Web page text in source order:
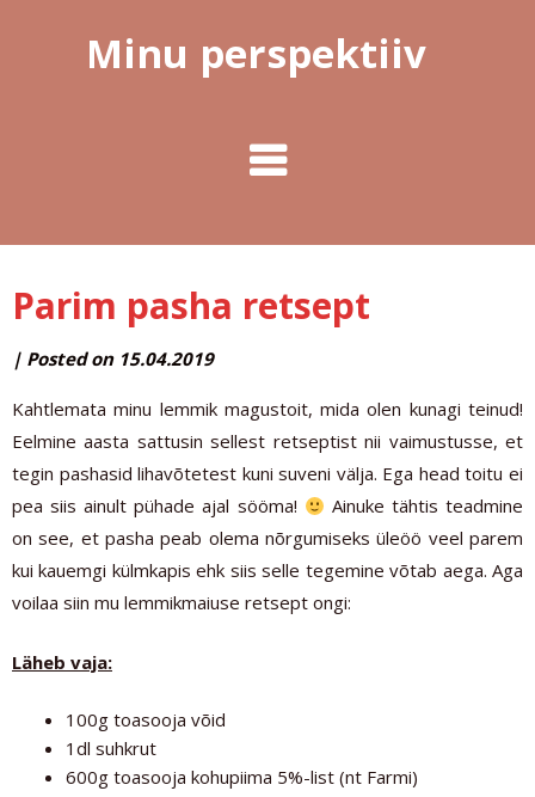
Minu perspektiiv
Parim pasha retsept
by
| Posted on 15.04.2019
Kahtlemata minu lemmik magustoit, mida olen kunagi teinud!
Eelmine aasta sattusin sellest retseptist nii vaimustusse, et
tegin pashasid lihavõtetest kuni suveni välja. Ega head toitu ei
pea siis ainult pühade ajal sööma!
Ainuke tähtis teadmine
on see, et pasha peab olema nõrgumiseks üleöö veel parem
kui kauemgi külmkapis ehk siis selle tegemine võtab aega. Aga
voilaa siin mu lemmikmaiuse retsept ongi:
Läheb vaja:
100g toasooja võid
1dl suhkrut
600g toasooja kohupiima 5%-list (nt Farmi)